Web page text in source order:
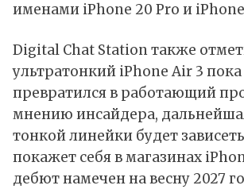
именами iPhone 20 Pro и
Digital Chat Station также
ультратонкий iPhone Air 3
превратился в работающий
мнению инсайдера,
тонкой линейки будет
покажет себя в магазинах
дебют намечен на весну 2027